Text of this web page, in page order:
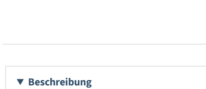
Beschreibung